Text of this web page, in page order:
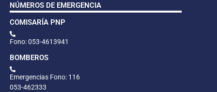
NÚMEROS DE EMERGENCIA
COMISARÍA PNP
Fono: 053-4613941
BOMBEROS
Emergencias Fono: 116
053-462333